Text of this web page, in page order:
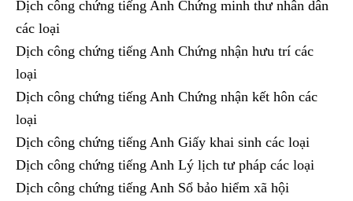
Dịch công chứng tiếng Anh Chứng minh thư nhân dân
các loại
Dịch công chứng tiếng Anh Chứng nhận hưu trí các
loại
Dịch công chứng tiếng Anh Chứng nhận kết hôn các
loại
Dịch công chứng tiếng Anh Giấy khai sinh các loại
Dịch công chứng tiếng Anh Lý lịch tư pháp các loại
Dịch công chứng tiếng Anh Sổ bảo hiểm xã hội